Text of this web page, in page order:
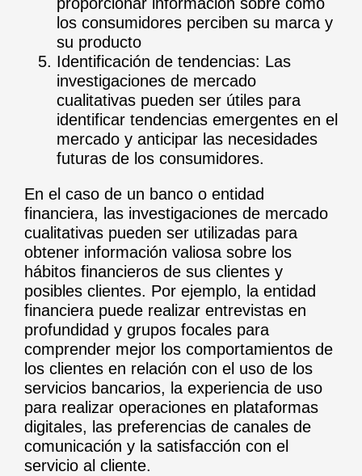
los consumidores perciben su marca y
su producto
Identificación de tendencias: Las
investigaciones de mercado
cualitativas pueden ser útiles para
identificar tendencias emergentes en el
mercado y anticipar las necesidades
futuras de los consumidores.
En el caso de un banco o entidad
financiera, las investigaciones de mercado
cualitativas pueden ser utilizadas para
obtener información valiosa sobre los
hábitos financieros de sus clientes y
posibles clientes. Por ejemplo, la entidad
financiera puede realizar entrevistas en
profundidad y grupos focales para
comprender mejor los comportamientos de
los clientes en relación con el uso de los
servicios bancarios, la experiencia de uso
para realizar operaciones en plataformas
digitales, las preferencias de canales de
comunicación y la satisfacción con el
servicio al cliente.